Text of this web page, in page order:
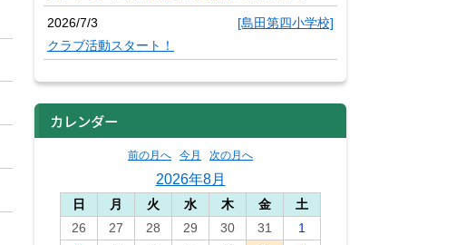
2026/7/3
[島田第四小学校]
クラブ活動スタート！
カレンダー
前の月へ 今月 次の月へ
2026年8月
日 月 火 水 木 金
土
26
27 28 29 30 31
1